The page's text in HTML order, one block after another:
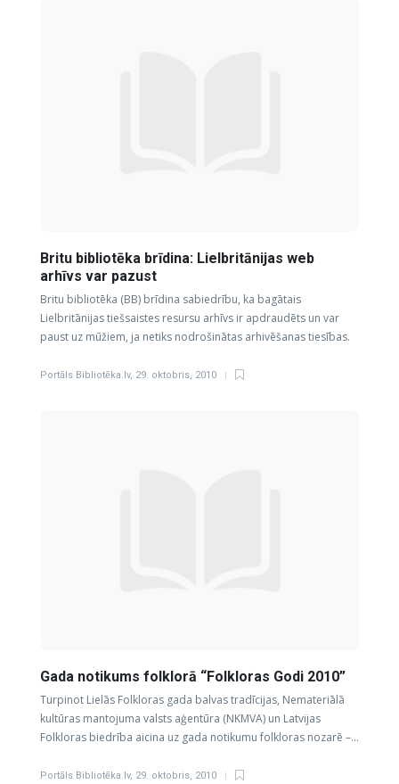
Britu bibliotēka brīdina: Lielbritānijas web
arhīvs var pazust
Britu bibliotēka (BB) brīdina sabiedrību, ka bagātais
Lielbritānijas tiešsaistes resursu arhīvs ir apdraudēts un var
paust uz mūžiem, ja netiks nodrošinātas arhivēšanas tiesības.
Portāls Bibliotēka.lv, 29. oktobris, 2010
Gada notikums folklorā “Folkloras Godi 2010”
Turpinot Lielās Folkloras gada balvas tradīcijas, Nemateriālā
kultūras mantojuma valsts aģentūra (NKMVA) un Latvijas
Folkloras biedrība aicina uz gada notikumu folkloras nozarē –…
Portāls Bibliotēka.lv, 29. oktobris, 2010